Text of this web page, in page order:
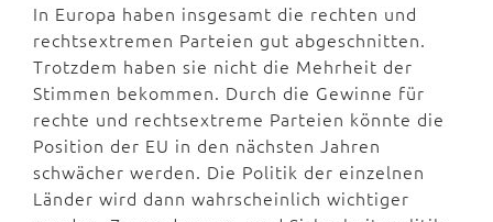
In Europa haben insgesamt die rechten und
rechtsextremen Parteien gut abgeschnitten.
Trotzdem haben sie nicht die Mehrheit der
Stimmen bekommen. Durch die Gewinne für
rechte und rechtsextreme Parteien könnte die
Position der EU in den nächsten Jahren
schwächer werden. Die Politik der einzelnen
Länder wird dann wahrscheinlich wichtiger